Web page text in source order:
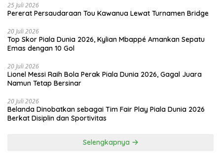
25 Juli 2026
Pererat Persaudaraan Tou Kawanua Lewat Turnamen Bridge
20 Juli 2026
Top Skor Piala Dunia 2026, Kylian Mbappé Amankan Sepatu
Emas dengan 10 Gol
20 Juli 2026
Lionel Messi Raih Bola Perak Piala Dunia 2026, Gagal Juara
Namun Tetap Bersinar
20 Juli 2026
Belanda Dinobatkan sebagai Tim Fair Play Piala Dunia 2026
Berkat Disiplin dan Sportivitas
Selengkapnya